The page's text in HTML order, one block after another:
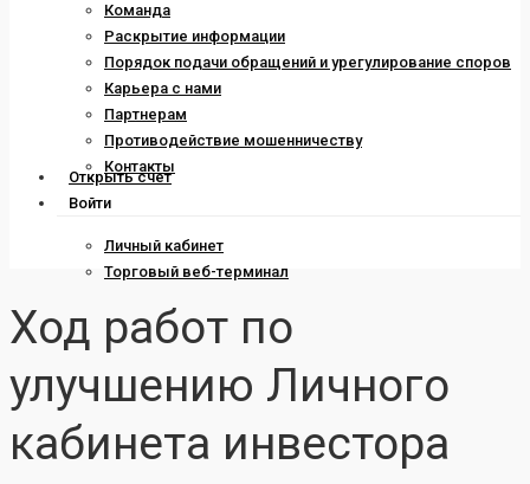
Команда
Раскрытие информации
Порядок подачи обращений и урегулирование споров
Карьера с нами
Партнерам
Противодействие мошенничеству
Контакты
Открыть счет
Войти
Личный кабинет
Торговый веб-терминал
Ход работ по
улучшению Личного
кабинета инвестора